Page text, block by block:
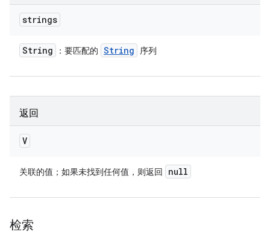
strings
String ：要匹配的 String 序列
返回
V
关联的值；如果未找到任何值，则返回 null
检索